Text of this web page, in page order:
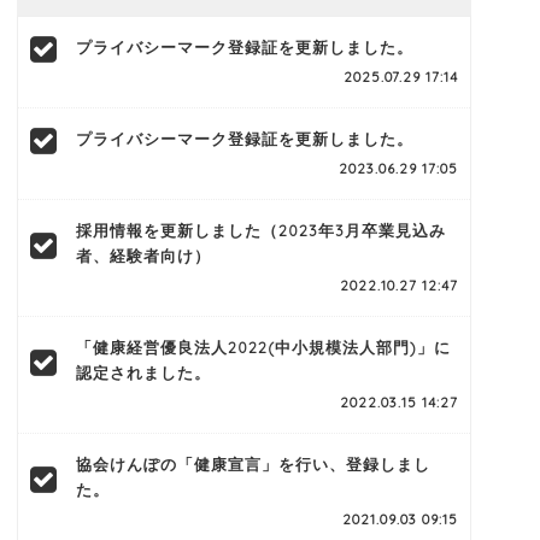
プライバシーマーク登録証を更新しました。
2025.07.29 17:14
プライバシーマーク登録証を更新しました。
2023.06.29 17:05
採用情報を更新しました（2023年3月卒業見込み
者、経験者向け）
2022.10.27 12:47
「健康経営優良法人2022(中小規模法人部門)」に
認定されました。
2022.03.15 14:27
協会けんぽの「健康宣言」を行い、登録しまし
た。
2021.09.03 09:15